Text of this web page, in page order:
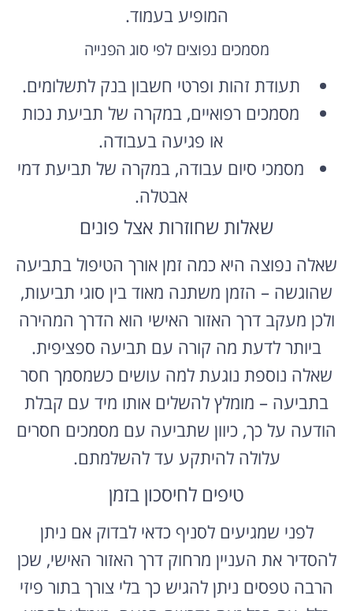
המופיע בעמוד.
מסמכים נפוצים לפי סוג הפנייה
תעודת זהות ופרטי חשבון בנק לתשלומים.
מסמכים רפואיים, במקרה של תביעת נכות
או פגיעה בעבודה.
מסמכי סיום עבודה, במקרה של תביעת דמי
אבטלה.
שאלות שחוזרות אצל פונים
שאלה נפוצה היא כמה זמן אורך הטיפול בתביעה
שהוגשה – הזמן משתנה מאוד בין סוגי תביעות,
ולכן מעקב דרך האזור האישי הוא הדרך המהירה
ביותר לדעת מה קורה עם תביעה ספציפית.
שאלה נוספת נוגעת למה עושים כשמסמך חסר
בתביעה – מומלץ להשלים אותו מיד עם קבלת
הודעה על כך, כיוון שתביעה עם מסמכים חסרים
עלולה להיתקע עד להשלמתם.
טיפים לחיסכון בזמן
לפני שמגיעים לסניף כדאי לבדוק אם ניתן
להסדיר את העניין מרחוק דרך האזור האישי, שכן
הרבה טפסים ניתן להגיש כך בלי צורך בתור פיזי